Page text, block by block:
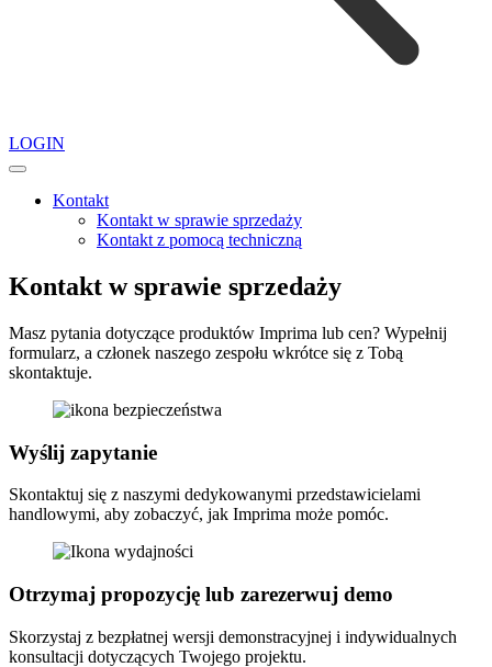
LOGIN
Kontakt
Kontakt w sprawie sprzedaży
Kontakt z pomocą techniczną
Kontakt w sprawie sprzedaży
Masz pytania dotyczące produktów Imprima lub cen? Wypełnij
formularz, a członek naszego zespołu wkrótce się z Tobą
skontaktuje.
Wyślij zapytanie
Skontaktuj się z naszymi dedykowanymi przedstawicielami
handlowymi, aby zobaczyć, jak Imprima może pomóc.
Otrzymaj propozycję lub zarezerwuj demo
Skorzystaj z bezpłatnej wersji demonstracyjnej i indywidualnych
konsultacji dotyczących Twojego projektu.